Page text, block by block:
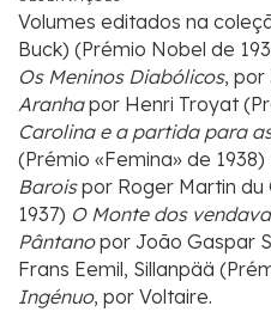
Volumes editados na
Buck) (Prémio Nobel de
Os Meninos Diabólicos, por
Aranhapor Henri Troyat
Carolina e a partida para
(Prémio «Femina» de 1938)
Baroispor Roger Martin du
1937) O Monte dos
Pântanopor João Gaspar
Frans Eemil, Sillanpää
Ingénuo, por Voltaire.